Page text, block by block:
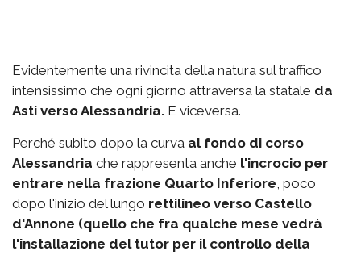
Evidentemente una rivincita della natura sul traffico
intensissimo che ogni giorno attraversa la statale da
Asti verso Alessandria. E viceversa.
Perché subito dopo la curva al fondo di corso
Alessandria che rappresenta anche l'incrocio per
entrare nella frazione Quarto Inferiore, poco
dopo l'inizio del lungo rettilineo verso Castello
d'Annone (quello che fra qualche mese vedrà
l'installazione del tutor per il controllo della